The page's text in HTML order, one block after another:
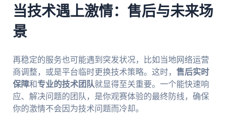
当技术遇上激情：售后与未来场
景
再稳定的服务也可能遇到突发状况，比如当地网络运营
商调整，或是平台临时更换技术策略。这时， 售后实时
保障和专业的技术团队就显得至关重要。一个能快速响
应、解决问题的团队，是你观赛体验的最终防线，确保
你的激情不会因为技术问题而冷却。